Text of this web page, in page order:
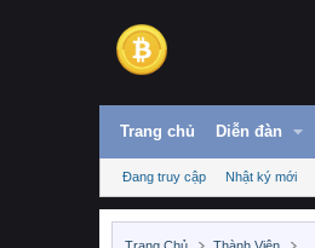
Trang chủ Diễn đàn
Đang truy cập Nhật ký mới